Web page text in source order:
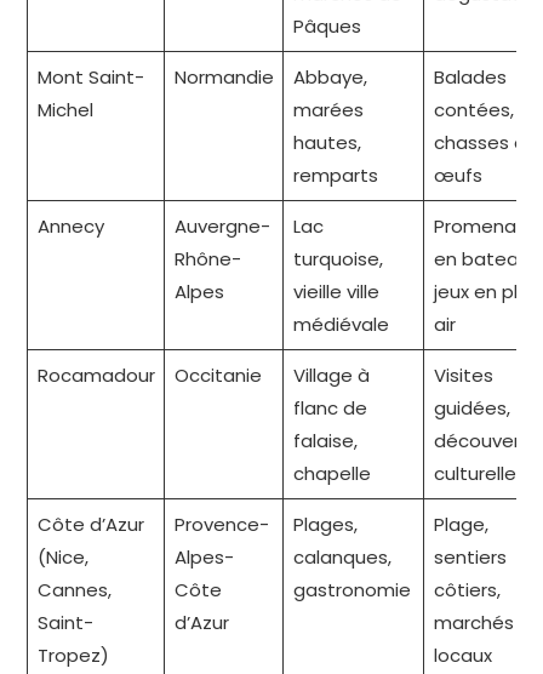
Pâques
Mont Saint-
Michel
Normandie
Abbaye,
marées
hautes,
remparts
Balades
contées,
chasses
œufs
Annecy
Auvergne-
Rhône-
Alpes
Lac
turquoise,
vieille ville
médiévale
en bateau,
jeux en plein
air
Rocamadour
Occitanie
Village à
flanc de
falaise,
chapelle
Visites
guidées,
culturelles
Côte d’Azur
(Nice,
Cannes,
Saint-
Tropez)
Provence-
Alpes-
Côte
d’Azur
Plages,
calanques,
gastronomie
Plage,
sentiers
côtiers,
marchés
locaux